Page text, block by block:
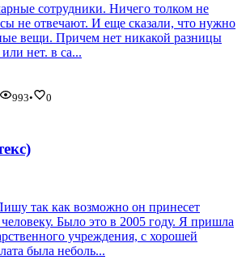
сотрудники. Ничего толком не
не отвечают. И еще сказали, что нужно
вещи. Причем нет никакой разницы
нет. в са...
993•
0
так как возможно он принесет
Было это в 2005 году. Я пришла
учреждения, с хорошей
была неболь...